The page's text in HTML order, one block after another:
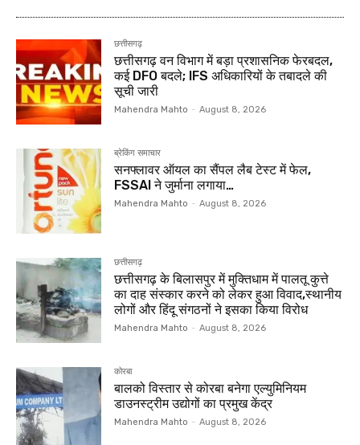
छत्तीसगढ़
छत्तीसगढ़ वन विभाग में बड़ा प्रशासनिक फेरबदल,
कई DFO बदले; IFS अधिकारियों के तबादले की
सूची जारी
Mahendra Mahto - August 8, 2026
ब्रेकिंग समाचार
सनफ्लावर ऑयल का सैंपल लैब टेस्ट में फेल,
FSSAI ने जुर्माना लगाया…
Mahendra Mahto - August 8, 2026
छत्तीसगढ़
छत्तीसगढ़ के बिलासपुर में मुक्तिधाम में पालतू कुत्ते
का दाह संस्कार करने को लेकर हुआ विवाद,स्थानीय
लोगों और हिंदू संगठनों ने इसका किया विरोध
Mahendra Mahto - August 8, 2026
कोरबा
बालको विस्तार से कोरबा बनेगा एल्युमिनियम
डाउनस्ट्रीम उद्योगों का प्रमुख केंद्र
Mahendra Mahto - August 8, 2026